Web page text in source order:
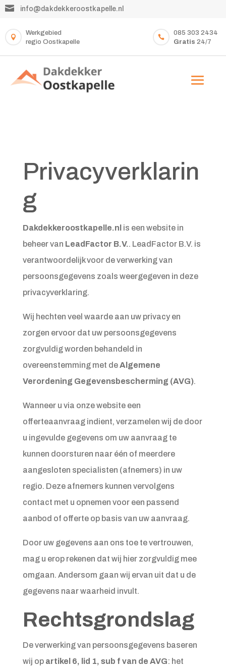
 info@dakdekkeroostkapelle.nl

Werkgebied
regio Oostkapelle

085 303 2434
Gratis 24/7
Privacyverklarin
g
Dakdekkeroostkapelle.nl is een website in
beheer van LeadFactor B.V.. LeadFactor B.V. is
verantwoordelijk voor de verwerking van
persoonsgegevens zoals weergegeven in deze
privacyverklaring.
Wij hechten veel waarde aan uw privacy en
zorgen ervoor dat uw persoonsgegevens
zorgvuldig worden behandeld in
overeenstemming met deAlgemene
Verordening Gegevensbescherming (AVG).
Wanneer u via onze website een
offerteaanvraag indient, verzamelen wij de door
u ingevulde gegevens om uw aanvraag te
kunnen doorsturen naar één of meerdere
aangesloten specialisten (afnemers) in uw
regio. Deze afnemers kunnen vervolgens
contact met u opnemen voor een passend
aanbod of offerte op basis van uw aanvraag.
Door uw gegevens aan ons toe te vertrouwen,
mag u erop rekenen dat wij hier zorgvuldig mee
omgaan. Andersom gaan wij ervan uit dat u de
gegevens naar waarheid invult.
Rechtsgrondslag
De verwerking van persoonsgegevens baseren
wij op artikel 6, lid 1, sub f van de AVG: het